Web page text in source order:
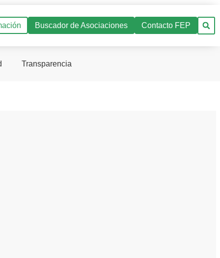
Buscador de Asociaciones Contacto FEP
Transparencia